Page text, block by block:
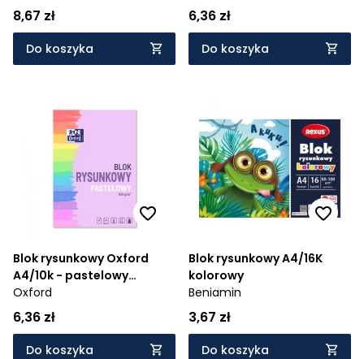
8,67 zł
Do koszyka
6,36 zł
Do koszyka
Blok rysunkowy Oxford
A4/10k - pastelowy
(400166081)
Oxford
6,36 zł
Do koszyka
Blok rysunkowy A4/16K
kolorowy
Beniamin
3,67 zł
Do koszyka